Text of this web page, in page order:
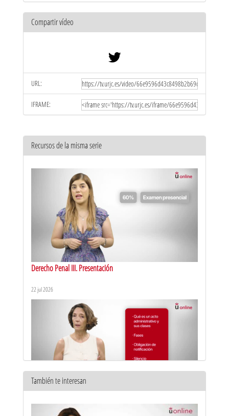
Compartir vídeo
URL:
IFRAME:
Recursos de la misma serie
Derecho Penal III. Presentación
22 jul 2026
También te interesan